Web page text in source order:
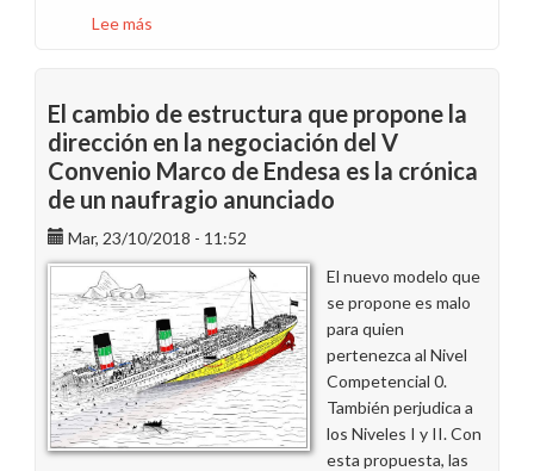
Lee más
incumplió
su
promesa
de
conciliar
en
el
de
"los
18
de
El
Hierro”
El cambio de estructura que propone la
dirección en la negociación del V
Convenio Marco de Endesa es la crónica
de un naufragio anunciado
Mar, 23/10/2018 - 11:52
El nuevo modelo que
se propone es malo
para quien
pertenezca al Nivel
Competencial 0.
También perjudica a
los Niveles I y II. Con
esta propuesta, las